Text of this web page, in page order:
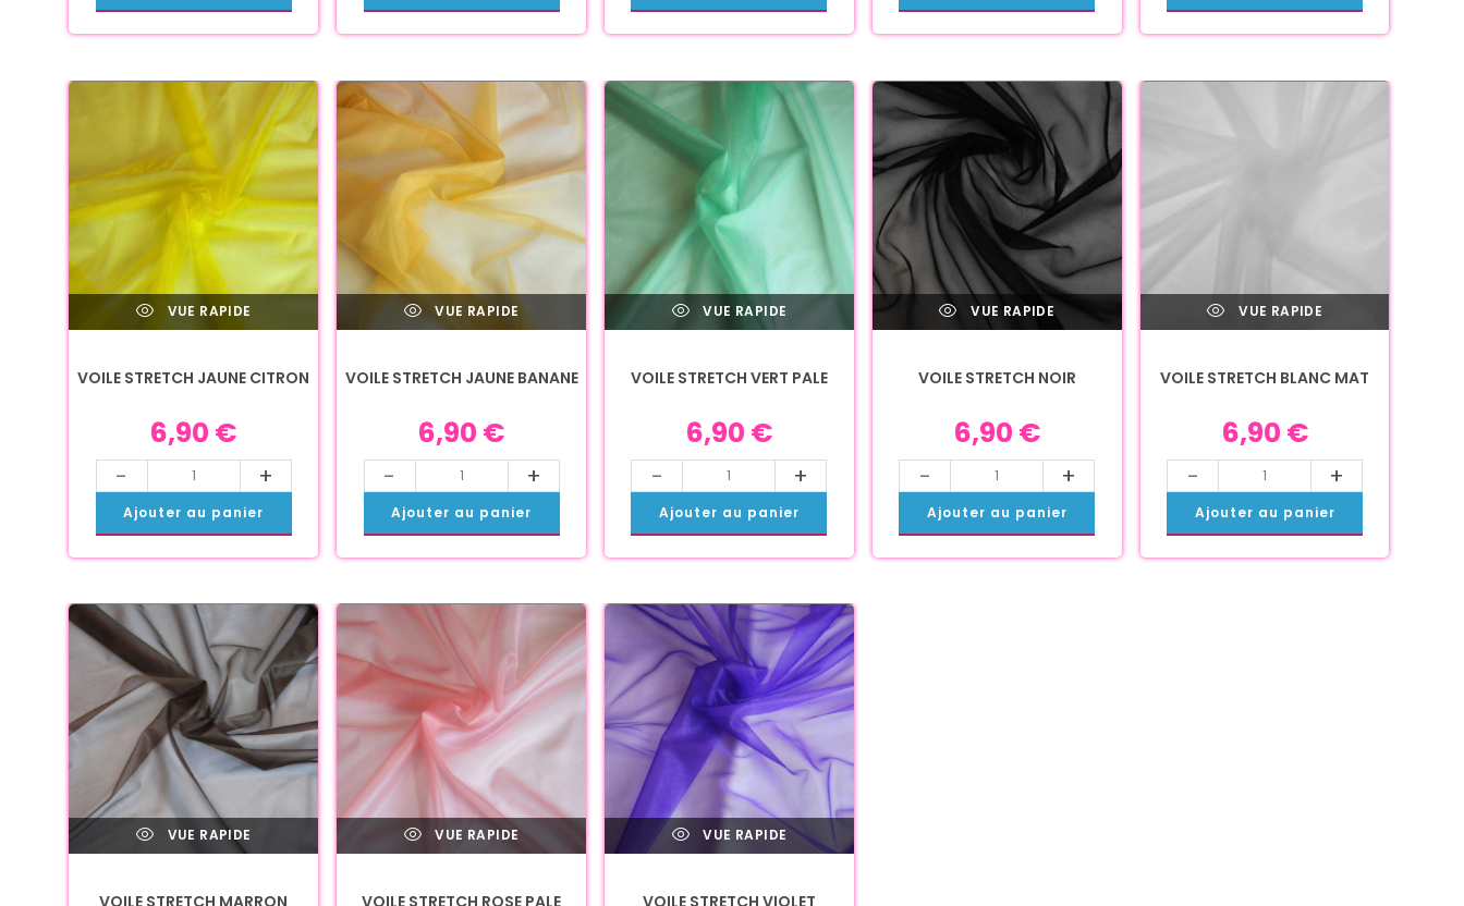
VUE RAPIDE
VOILE STRETCH JAUNE CITRON
6,90 €
- +
Ajouter au panier
VUE RAPIDE
VOILE STRETCH JAUNE BANANE
6,90 €
- +
Ajouter au panier
VUE RAPIDE
VOILE STRETCH VERT PALE
6,90 €
- +
Ajouter au panier
VUE RAPIDE
VOILE STRETCH NOIR
6,90 €
- +
Ajouter au panier
VUE RAPIDE
VOILE STRETCH BLANC MAT
6,90 €
- +
Ajouter au panier
VUE RAPIDE
VOILE STRETCH MARRON
VUE RAPIDE
VOILE STRETCH ROSE PALE
VUE RAPIDE
VOILE STRETCH VIOLET